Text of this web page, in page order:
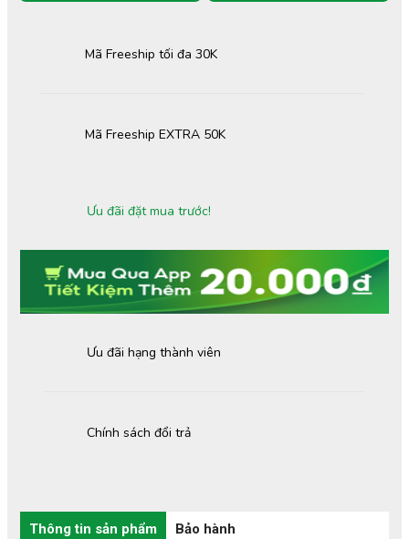
Mã Freeship EXTRA 50K
Mã Freeship tối đa 30K
Ưu đãi đặt mua trước!
Chính sách đổi trả
Ưu đãi hạng thành viên
Thông tin sản phẩm Bảo hành